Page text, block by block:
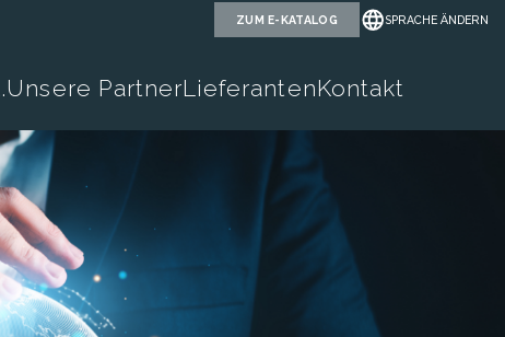
ZUM E-KATALOG SPRACHE ÄNDERN
Unsere PartnerLieferantenKontakt